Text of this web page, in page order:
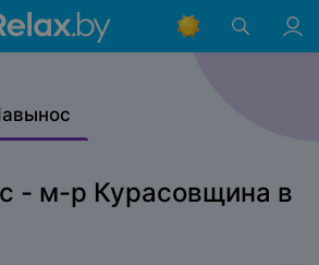
- м-р Курасовщина в